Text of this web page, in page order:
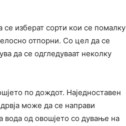
изберат сорти кои се помалку
отпорни. Со цел да се
да се одгледуваат неколку
по дождот. Наједноставен
може да се направи
вода од овошјето со дување на